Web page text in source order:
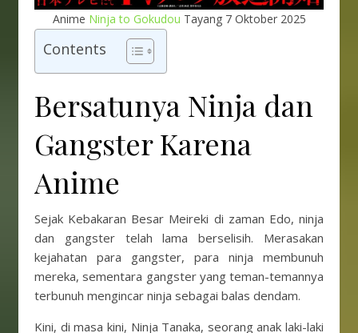
Anime Ninja to Gokudou Tayang 7 Oktober 2025
Contents
Bersatunya Ninja dan
Gangster Karena
Anime
Sejak Kebakaran Besar Meireki di zaman Edo, ninja
dan gangster telah lama berselisih. Merasakan
kejahatan para gangster, para ninja membunuh
mereka, sementara gangster yang teman-temannya
terbunuh mengincar ninja sebagai balas dendam.
Kini, di masa kini, Ninja Tanaka, seorang anak laki-laki